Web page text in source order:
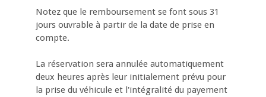
Notez que le remboursement se font sous 31
jours ouvrable à partir de la date de prise en
compte.
La réservation sera annulée automatiquement
deux heures après leur initialement prévu pour
la prise du véhicule et l'intégralité du payement